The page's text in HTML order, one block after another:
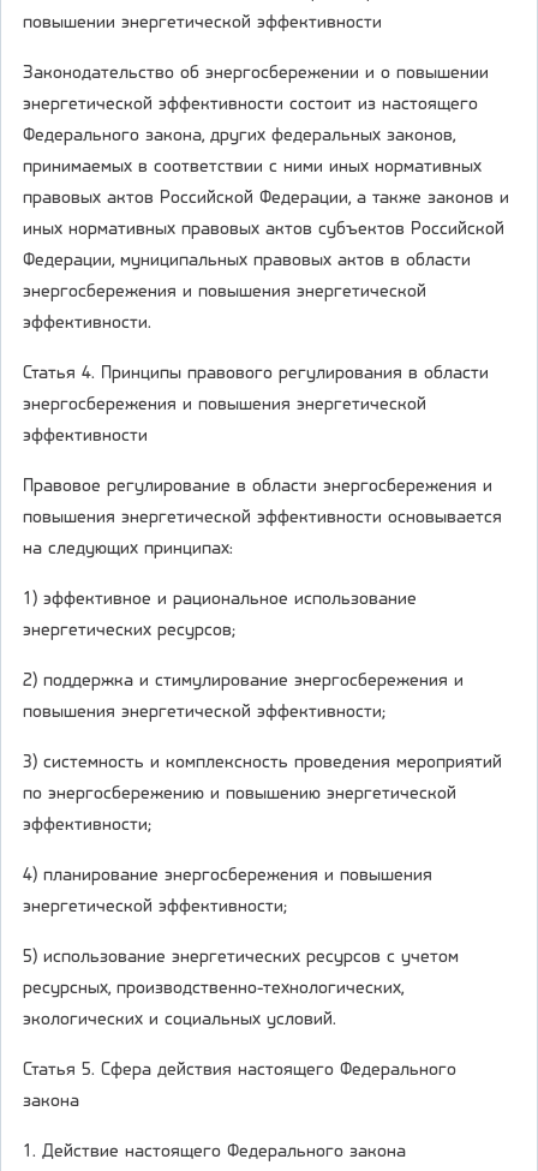
повышении энергетической эффективности
Законодательство об энергосбережении и о повышении
энергетической эффективности состоит из настоящего
Федерального закона, других федеральных законов,
принимаемых в соответствии с ними иных нормативных
правовых актов Российской Федерации, а также законов и
иных нормативных правовых актов субъектов Российской
Федерации, муниципальных правовых актов в области
энергосбережения и повышения энергетической
эффективности.
Статья 4. Принципы правового регулирования в области
энергосбережения и повышения энергетической
эффективности
Правовое регулирование в области энергосбережения и
повышения энергетической эффективности основывается
на следующих принципах:
1) эффективное и рациональное использование
энергетических ресурсов;
2) поддержка и стимулирование энергосбережения и
повышения энергетической эффективности;
3) системность и комплексность проведения мероприятий
по энергосбережению и повышению энергетической
эффективности;
4) планирование энергосбережения и повышения
энергетической эффективности;
5) использование энергетических ресурсов с учетом
ресурсных, производственно-технологических,
экологических и социальных условий.
Статья 5. Сфера действия настоящего Федерального
закона
1. Действие настоящего Федерального закона